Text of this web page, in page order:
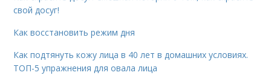
свой досуг!
Как восстановить режим дня
Как подтянуть кожу лица в 40 лет в домашних условиях.
ТОП-5 упражнения для овала лица